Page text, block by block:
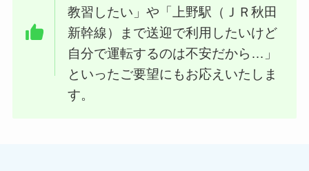
教習したい」や「上野駅（ＪＲ秋田
新幹線）まで送迎で利用したいけど
自分で運転するのは不安だから…」
といったご要望にもお応えいたしま
す。